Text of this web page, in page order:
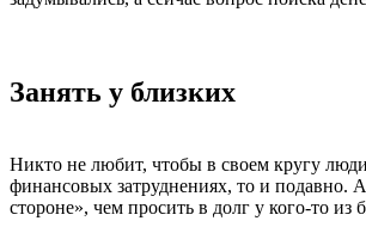
Занять у близких
Никто не любит, чтобы в своем кругу
финансовых затруднениях, то и подавно.
стороне», чем просить в долг у кого-то